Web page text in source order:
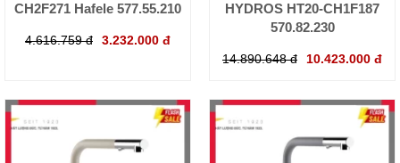
CH2F271 Hafele 577.55.210
4.616.759 đ 3.232.000 đ
HYDROS HT20-CH1F187
570.82.230
14.890.648 đ 10.423.000 đ